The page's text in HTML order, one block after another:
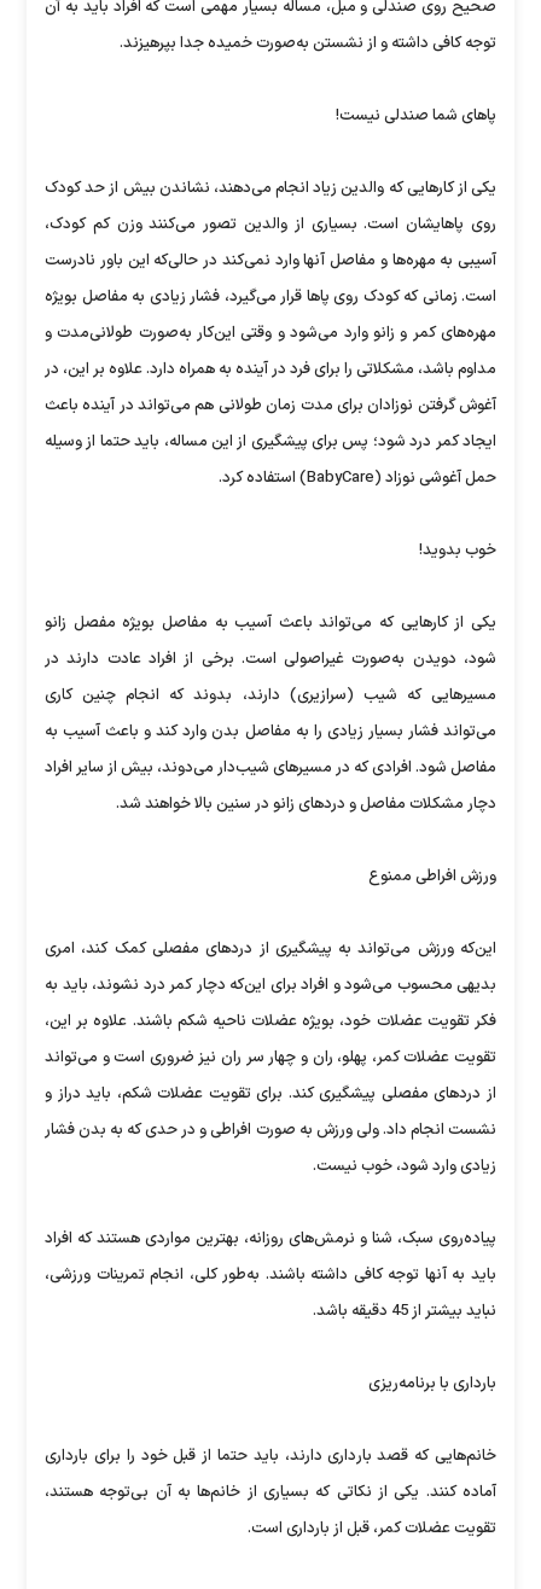
صحیح روی صندلی و مبل، مساله بسیار مهمی است که افراد باید به آن
توجه کافی داشته و از نشستن به‌صورت خمیده جدا بپرهیزند.
پاهای شما صندلی نیست!
یکی از کارهایی که والدین زیاد انجام می‌دهند، نشاندن بیش از حد کودک
روی پاهایشان است. بسیاری از والدین تصور می‌کنند وزن کم کودک،
آسیبی به مهره‌ها و مفاصل آنها وارد نمی‌کند در حالی‌که این باور نادرست
است. زمانی که کودک روی پاها قرار می‌گیرد، فشار زیادی به مفاصل بویژه
مهره‌های کمر و زانو وارد می‌شود و وقتی این‌کار به‌صورت طولانی‌مدت و
مداوم باشد، مشکلاتی را برای فرد در آینده به همراه دارد. علاوه بر این، در
آغوش گرفتن نوزادان برای مدت زمان طولانی هم می‌تواند در آینده باعث
ایجاد کمر درد شود؛ پس برای پیشگیری از این مساله، باید حتما از وسیله
حمل آغوشی نوزاد (BabyCare) استفاده کرد.
خوب بدوید!
یکی از کارهایی که می‌تواند باعث آسیب به مفاصل بویژه مفصل زانو
شود، دویدن به‌صورت غیراصولی است. برخی از افراد عادت دارند در
مسیرهایی که شیب (سرازیری) دارند، بدوند که انجام چنین کاری
می‌تواند فشار بسیار زیادی را به مفاصل بدن وارد کند و باعث آسیب به
مفاصل شود. افرادی که در مسیرهای شیب‌دار می‌دوند، بیش از سایر افراد
دچار مشکلات مفاصل و دردهای زانو در سنین بالا خواهند شد.
ورزش‌ افراطی ممنوع
این‌که ورزش می‌تواند به پیشگیری از دردهای مفصلی کمک کند، امری
بدیهی محسوب می‌شود و افراد برای این‌که دچار کمر درد نشوند، باید به
فکر تقویت عضلات خود، بویژه عضلات ناحیه شکم باشند. علاوه بر این،
تقویت عضلات کمر، پهلو، ران و چهار سر ران نیز ضروری است و می‌تواند
از دردهای مفصلی پیشگیری کند. برای تقویت عضلات شکم، باید دراز و
نشست انجام داد. ولی ورزش به صورت افراطی و در حدی که به بدن فشار
زیادی وارد شود، خوب نیست.
پیاده‌روی سبک، شنا و نرمش‌های روزانه، بهترین مواردی هستند که افراد
باید به آنها توجه کافی داشته باشند. به‌طور کلی، انجام تمرینات ورزشی،
نباید بیشتر از 45 دقیقه باشد.
بارداری با برنامه‌ریزی
خانم‌هایی که قصد بارداری دارند، باید حتما از قبل خود را برای بارداری
آماده کنند. یکی از نکاتی که بسیاری از خانم‌ها به آن بی‌توجه هستند،
تقویت عضلات کمر، قبل از بارداری است.